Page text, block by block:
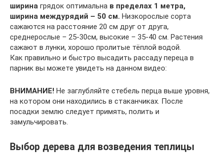
ширина грядок оптимальна в пределах 1 метра,
ширина междурядий – 50 см. Низкорослые сорта
сажаются на расстояние 20 см друг от друга,
среднерослые – 25-30см, высокие – 35-40 см. Растения
сажают в лунки, хорошо пролитые тёплой водой.
Как правильно и быстро высадить рассаду переца в
парник вы можете увидеть на данном видео:
ВНИМАНИЕ! Не заглубляйте стебель перца выше уровня,
на котором они находились в стаканчиках. После
посадки землю следует примять, полить и
замульчировать.
Выбор дерева для возведения теплицы